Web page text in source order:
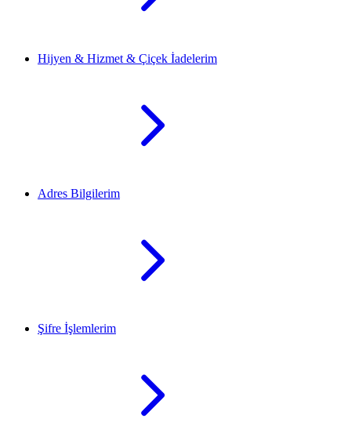
Hijyen & Hizmet & Çiçek İadelerim
Adres Bilgilerim
Şifre İşlemlerim